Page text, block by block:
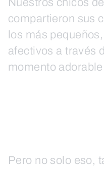
Nuestros chicos
compartieron sus
los más
afectivos a través
momento
Pero no solo eso,